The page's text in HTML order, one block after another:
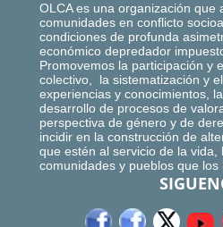
OLCA es una organización que
comunidades en conflicto
condiciones de profunda
económico depredador
Promovemos la participación y
colectivo, la sistematización y
experiencias y conocimientos,
desarrollo de procesos de
perspectiva de género y de
incidir en la construcción de
que estén al servicio de la vida,
comunidades y pueblos que los